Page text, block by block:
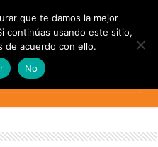
que te damos la mejor
continúas usando este sitio,
de acuerdo con ello.
No